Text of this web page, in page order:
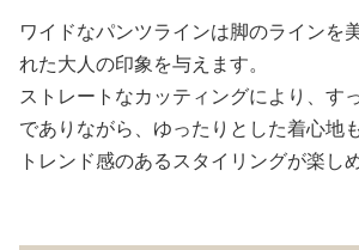
ワイドなパンツラインは脚のラインを
れた大人の印象を与えます。
ストレートなカッティングにより、す
でありながら、ゆったりとした着心地も
トレンド感のあるスタイリングが楽し